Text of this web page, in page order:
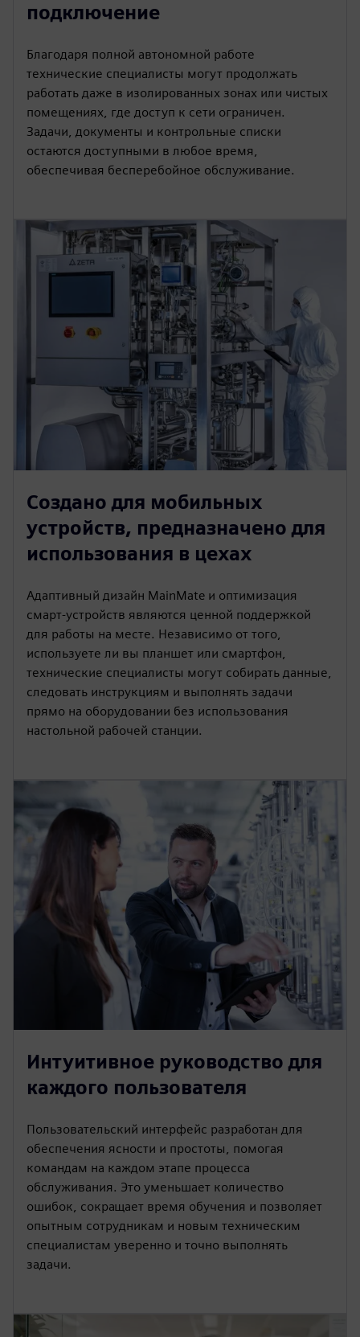
подключение
Благодаря полной автономной работе
технические специалисты могут продолжать
работать даже в изолированных зонах или чистых
помещениях, где доступ к сети ограничен.
Задачи, документы и контрольные списки
остаются доступными в любое время,
обеспечивая бесперебойное обслуживание.
Создано для мобильных
устройств, предназначено для
использования в цехах
Адаптивный дизайн MainMate и оптимизация
смарт-устройств являются ценной поддержкой
для работы на месте. Независимо от того,
используете ли вы планшет или смартфон,
технические специалисты могут собирать данные,
следовать инструкциям и выполнять задачи
прямо на оборудовании без использования
настольной рабочей станции.
Интуитивное руководство для
каждого пользователя
Пользовательский интерфейс разработан для
обеспечения ясности и простоты, помогая
командам на каждом этапе процесса
обслуживания. Это уменьшает количество
ошибок, сокращает время обучения и позволяет
опытным сотрудникам и новым техническим
специалистам уверенно и точно выполнять
задачи.